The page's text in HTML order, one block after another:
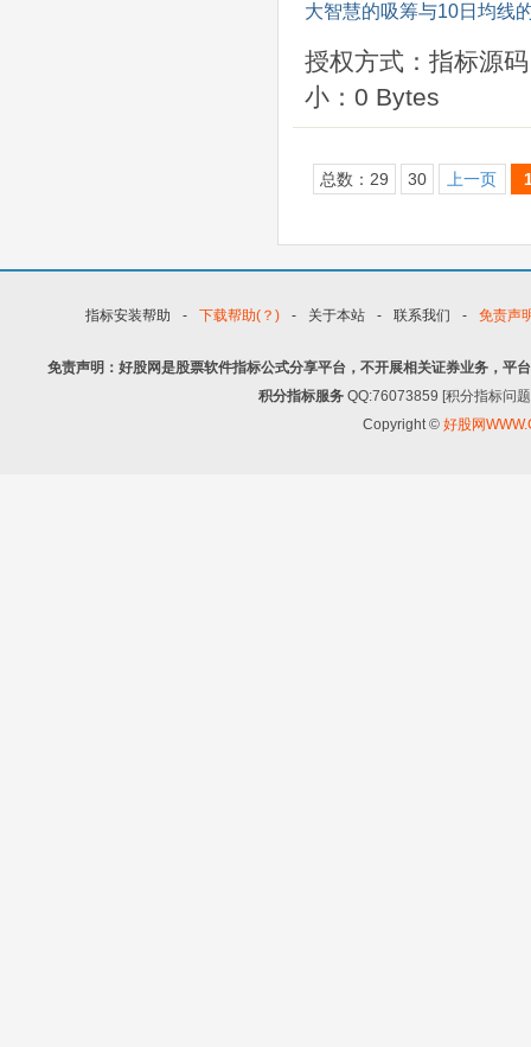
大智慧的吸筹与10日均线
授权方式：指标源码
小：0 Bytes
总数：29 30 上一页
指标安装帮助 - 下载帮助(？) - 关于本站 - 联系我们 - 免责声
免责声明：好股网是股票软件指标公式分享平台，不开展相关证券业务，平
积分指标服务 QQ:76073859 [积分指标问
Copyright © 好股网